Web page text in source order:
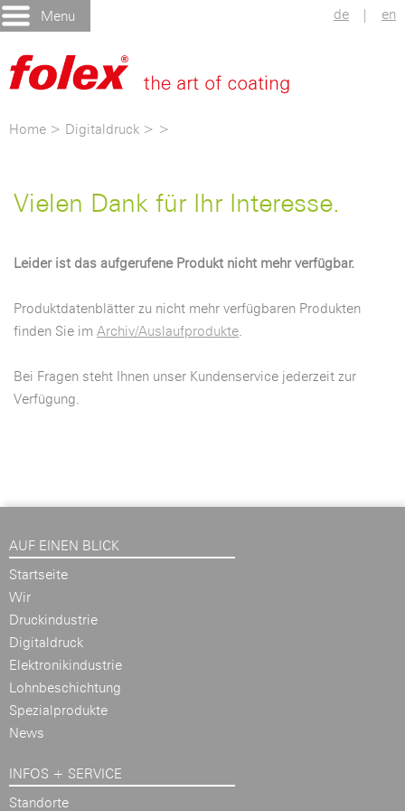
Menu de | en
Home > Digitaldruck > >
Vielen Dank für Ihr Interesse.
Leider ist das aufgerufene Produkt nicht mehr verfügbar.
Produktdatenblätter zu nicht mehr verfügbaren Produkten
finden Sie im Archiv/Auslaufprodukte.
Bei Fragen steht Ihnen unser Kundenservice jederzeit zur
Verfügung.
AUF EINEN BLICK
Startseite
Wir
Druckindustrie
Digitaldruck
Elektronikindustrie
Lohnbeschichtung
Spezialprodukte
News
INFOS + SERVICE
Standorte